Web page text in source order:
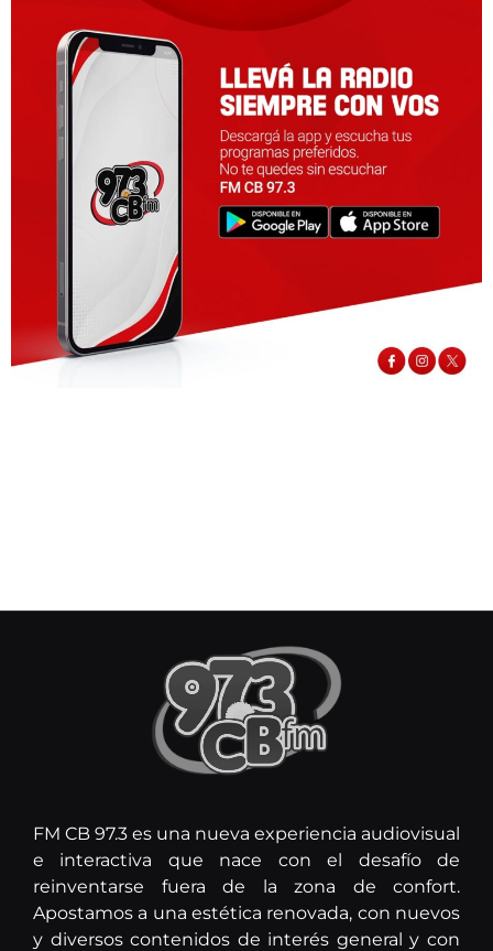
FM CB 97.3 es una nueva experiencia audiovisual
e interactiva que nace con el desafío de
reinventarse fuera de la zona de confort.
Apostamos a una estética renovada, con nuevos
y diversos contenidos de interés general y con